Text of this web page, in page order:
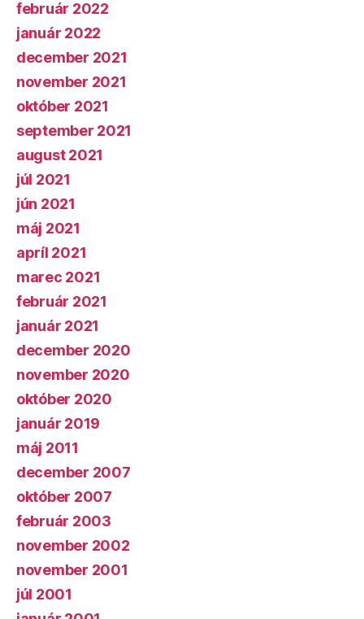
február 2022
január 2022
december 2021
november 2021
október 2021
september 2021
august 2021
júl 2021
jún 2021
máj 2021
apríl 2021
marec 2021
február 2021
január 2021
december 2020
november 2020
október 2020
január 2019
máj 2011
december 2007
október 2007
február 2003
november 2002
november 2001
júl 2001